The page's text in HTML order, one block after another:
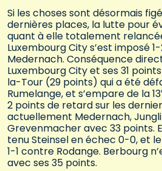
Si les choses sont désormais
dernières places, la lutte pour
quant à elle totalement
Luxembourg City s’est imposé
Medernach. Conséquence
Luxembourg City et ses 31
la-Tour (29 points) qui a été
Rumelange, et s’empare de la 13
2 points de retard sur les
actuellement Medernach,
Grevenmacher avec 33 points.
tenu Steinsel en échec 0-0, et
1-1 contre Rodange. Berbourg
avec ses 35 points.